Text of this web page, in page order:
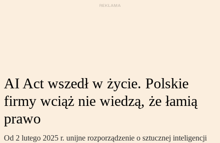
AI Act wszedł w życie. Polskie
firmy wciąż nie wiedzą, że łamią
prawo
Od 2 lutego 2025 r. unijne rozporządzenie o sztucznej inteligencji